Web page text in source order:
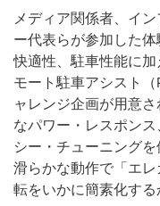
メディア関係者、イ
ー代表らが参加した体
快適性、駐車性能に
モート駐車アシスト（
ャレンジ企画が用意
なパワー・レスポン
シー・チューニング
滑らかな動作で「エ
転をいかに簡素化する